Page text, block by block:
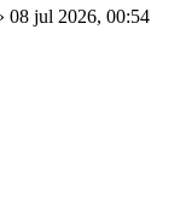
08 jul 2026, 00:54